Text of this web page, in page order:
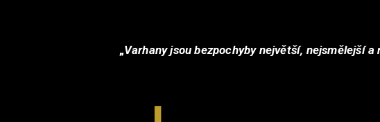
„Varhany jsou bezpochyby největší, nejsmělejší